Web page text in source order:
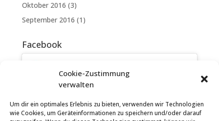
Cookie-Zustimmung
verwalten
Um dir ein optimales Erlebnis zu bieten, verwenden wir Technologien
wie Cookies, um Geräteinformationen zu speichern und/oder darauf
Oktober 2016 (3)
September 2016 (1)
Facebook
Klicke hier, um Marketing-Cookies zu